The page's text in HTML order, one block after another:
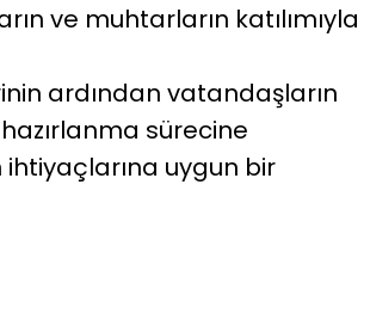
ve muhtarların katılımıyla
ardından vatandaşların
sürecine
uygun bir